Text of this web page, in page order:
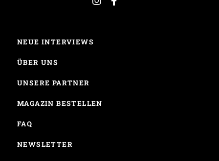
NEUE INTERVIEWS
ÜBER UNS
UNSERE PARTNER
MAGAZIN BESTELLEN
FAQ
NEWSLETTER